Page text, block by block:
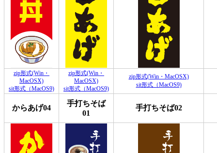
zip形式(Win・
MacOSX)
sit形式（MacOS9)
zip形式(Win・
MacOSX)
sit形式（MacOS9)
zip形式(Win・MacOSX)
sit形式（MacOS9)
からあげ04
手打ちそば
01
手打ちそば02